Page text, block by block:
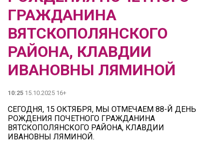
ГРАЖДАНИНА
ВЯТСКОПОЛЯНСКОГО
РАЙОНА, КЛАВДИИ
ИВАНОВНЫ ЛЯМИНОЙ
10:25 15.10.2025 16+
СЕГОДНЯ, 15 ОКТЯБРЯ, МЫ ОТМЕЧАЕМ 88-Й ДЕНЬ
РОЖДЕНИЯ ПОЧЕТНОГО ГРАЖДАНИНА
ВЯТСКОПОЛЯНСКОГО РАЙОНА, КЛАВДИИ
ИВАНОВНЫ ЛЯМИНОЙ.